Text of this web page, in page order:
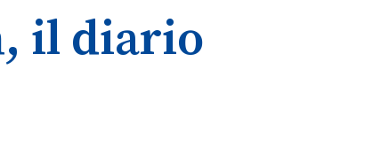
il diario